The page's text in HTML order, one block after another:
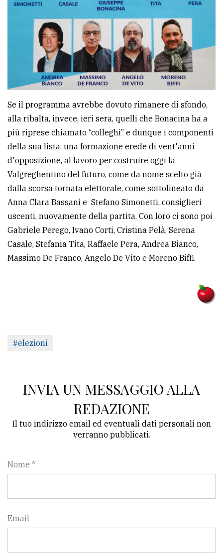
Se il programma avrebbe dovuto rimanere di sfondo,
alla ribalta, invece, ieri sera, quelli che Bonacina ha a
più riprese chiamato “colleghi” e dunque i componenti
della sua lista, una formazione erede di vent'anni
d'opposizione, al lavoro per costruire oggi la
Valgreghentino del futuro, come da nome scelto già
dalla scorsa tornata elettorale, come sottolineato da
Anna Clara Bassani e Stefano Simonetti, consiglieri
uscenti, nuovamente della partita. Con loro ci sono poi
Gabriele Perego, Ivano Corti, Cristina Pelà, Serena
Casale, Stefania Tita, Raffaele Pera, Andrea Bianco,
Massimo De Franco, Angelo De Vito e Moreno Biffi.
#elezioni
INVIA UN MESSAGGIO ALLA
REDAZIONE
Il tuo indirizzo email ed eventuali dati personali non
verranno pubblicati.
Nome *
Email